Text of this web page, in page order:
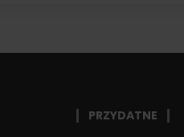
PRZYDATNE